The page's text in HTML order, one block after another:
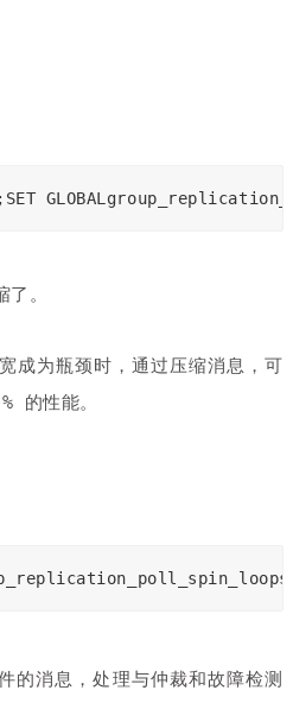
。
成为瓶颈时，通过压缩消息，可
的性能。
的消息，处理与仲裁和故障检测